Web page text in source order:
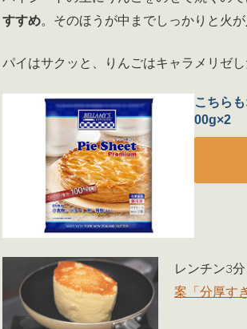
すすめ。そのほうが中までしっかりと火
パイはサクッと、りんごはキャラメリゼ
こちら
00g×2
レンチン3
案「分厚す